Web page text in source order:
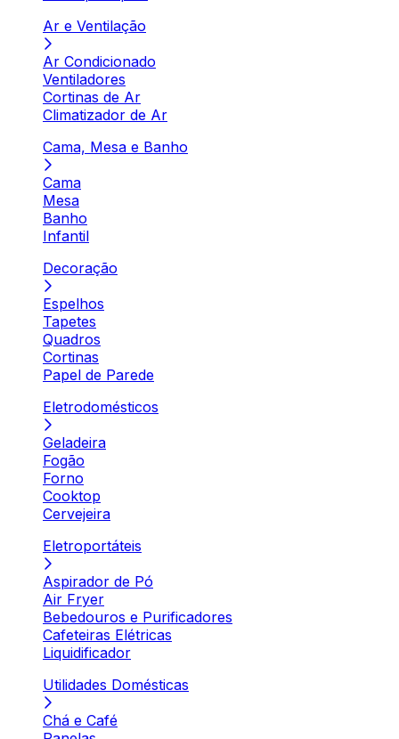
Ar e Ventilação
Ar Condicionado
Ventiladores
Cortinas de Ar
Climatizador de Ar
Cama, Mesa e Banho
Cama
Mesa
Banho
Infantil
Decoração
Espelhos
Tapetes
Quadros
Cortinas
Papel de Parede
Eletrodomésticos
Geladeira
Fogão
Forno
Cooktop
Cervejeira
Eletroportáteis
Aspirador de Pó
Air Fryer
Bebedouros e Purificadores
Cafeteiras Elétricas
Liquidificador
Utilidades Domésticas
Chá e Café